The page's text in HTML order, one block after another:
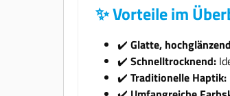
✨ Vorteile im
✔️ Glatte,
✔️ Schnelltrocknend:
✔️ Traditionelle Haptik: